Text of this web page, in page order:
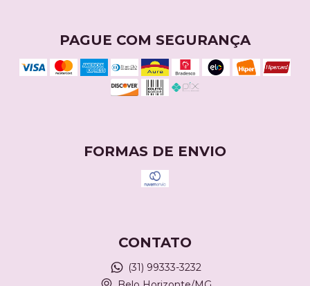
PAGUE COM SEGURANÇA
FORMAS DE ENVIO
CONTATO
(31) 99333-3232